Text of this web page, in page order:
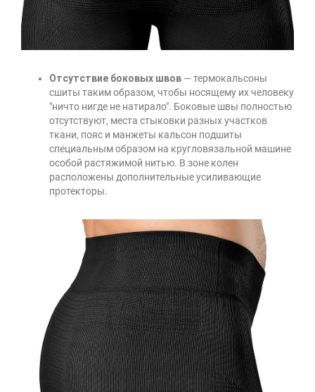
Отсутствие боковых швов — термокальсоны
сшиты таким образом, чтобы носящему их человеку
"ничто нигде не натирало". Боковые швы полностью
отсутствуют, места стыковки разных участков
ткани, пояс и манжеты кальсон подшиты
специальным образом на кругловязальной машине
особой растяжимой нитью. В зоне колен
расположены дополнительные усиливающие
протекторы.